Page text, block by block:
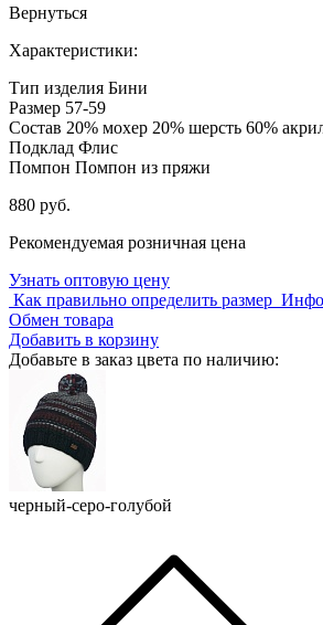
Вернуться
Характеристики:
Тип изделия Бини
Размер 57-59
Состав 20% мохер 20% шерсть 60%
Подклад Флис
Помпон Помпон из пряжи
880 руб.
Рекомендуемая розничная цена
Узнать оптовую цену
Как правильно определить размер
Обмен товара
Добавить в корзину
Добавьте в заказ цвета по наличию:
черный-серо-голубой